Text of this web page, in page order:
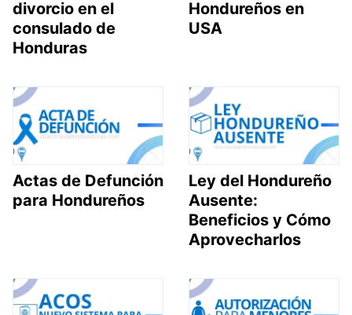
divorcio en el
consulado de
Honduras
Hondureños en
USA
Actas de Defunción
para Hondureños
Ley del Hondureño
Ausente:
Beneficios y Cómo
Aprovecharlos